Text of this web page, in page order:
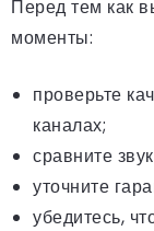
Перед тем как
моменты:
проверьте
каналах;
сравните
уточните
убедитесь,